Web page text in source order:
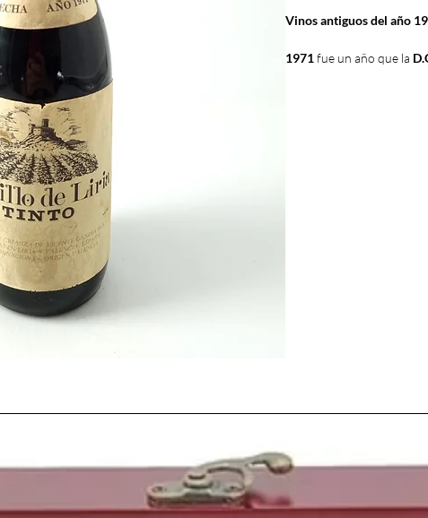
Vinos antiguos del año
1971fue un año que la
Comprar un coche como
vino a granel rondaba el
embotelladode calidad